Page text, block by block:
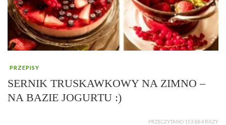
PRZEPISY
SERNIK TRUSKAWKOWY NA ZIMNO –
NA BAZIE JOGURTU :)
PRZECZYTANO 153 884 RAZY